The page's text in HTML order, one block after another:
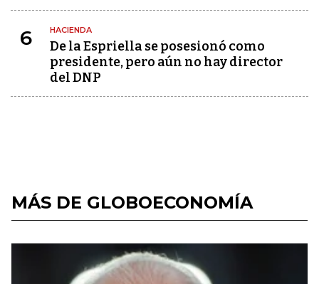
6 HACIENDA
De la Espriella se posesionó como
presidente, pero aún no hay director
del DNP
MÁS DE GLOBOECONOMÍA